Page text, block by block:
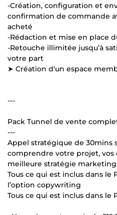
-Création, configuration et
confirmation de commande
acheté
-Rédaction et mise en place
-Retouche illimitée jusqu’à
votre part
➤ Création d'un espace
---
Pack Tunnel de vente
---
Appel stratégique de 30mins
comprendre votre projet, vos
meilleure stratégie marketing
Tous ce qui est inclus dans le
l’option copywriting
Tous ce qui est inclus dans le